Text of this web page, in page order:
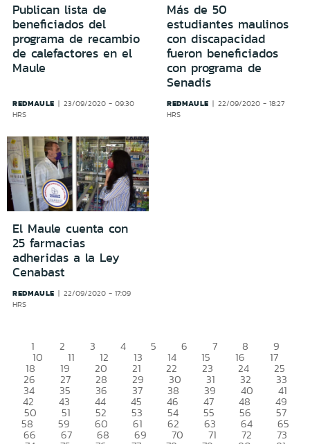
Publican lista de
beneficiados del
programa de recambio
de calefactores en el
Maule
REDMAULE
23/09/2020 - 09:30
HRS
Más de 50
estudiantes maulinos
con discapacidad
fueron beneficiados
con programa de
Senadis
REDMAULE
22/09/2020 - 18:27
HRS
El Maule cuenta con
25 farmacias
adheridas a la Ley
Cenabast
REDMAULE
22/09/2020 - 17:09
HRS
1 2 3 4 5 6 7 8 9
10 11 12 13 14 15 16 17
18 19 20 21 22 23 24 25
26 27 28 29 30 31 32 33
34 35 36 37 38 39 40 41
42 43 44 45 46 47 48 49
50 51 52 53 54 55 56 57
58 59 60 61 62 63 64 65
66 67 68 69 70 71 72 73